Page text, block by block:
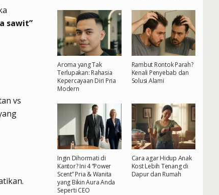
sawit”
vs
Aroma yang Tak
Terlupakan: Rahasia
Kepercayaan Diri Pria
Modern
Rambut Rontok Parah?
Kenali Penyebab dan
Solusi Alami
Ingin Dihormati di
Kantor? Ini 4 “Power
Scent” Pria & Wanita
yang Bikin Aura Anda
Seperti CEO
Cara agar Hidup Anak
Kost Lebih Tenang di
Dapur dan Rumah